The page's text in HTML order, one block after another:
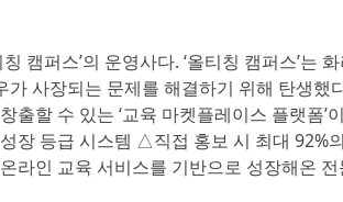
캠퍼스’의 운영사다. ‘올티칭 캠퍼스’는
사장되는 문제를 해결하기 위해 탄생했
할 수 있는 ‘교육 마켓플레이스 플랫폼’
등급 시스템 △직접 홍보 시 최대 92%
라인 교육 서비스를 기반으로 성장해온 전